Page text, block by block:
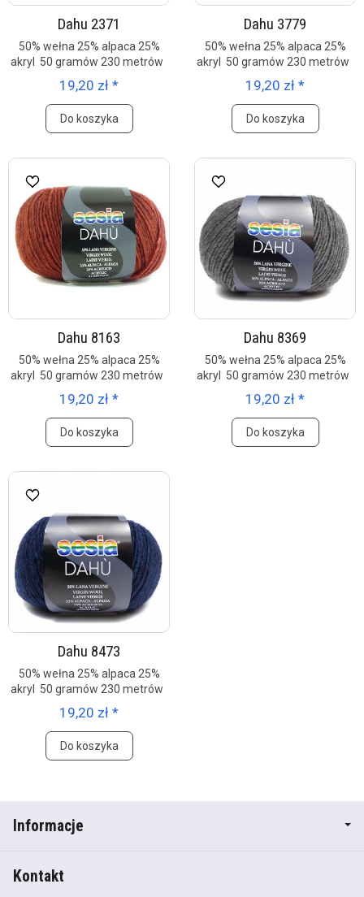
Dahu 2371
50% wełna 25% alpaca 25%
akryl 50 gramów 230 metrów
19,20 zł *
Do koszyka
Dahu 3779
50% wełna 25% alpaca 25%
akryl 50 gramów 230 metrów
19,20 zł *
Do koszyka
Dahu 8163
50% wełna 25% alpaca 25%
akryl 50 gramów 230 metrów
19,20 zł *
Do koszyka
Dahu 8369
50% wełna 25% alpaca 25%
akryl 50 gramów 230 metrów
19,20 zł *
Do koszyka
Dahu 8473
50% wełna 25% alpaca 25%
akryl 50 gramów 230 metrów
19,20 zł *
Do koszyka
Informacje
Kontakt